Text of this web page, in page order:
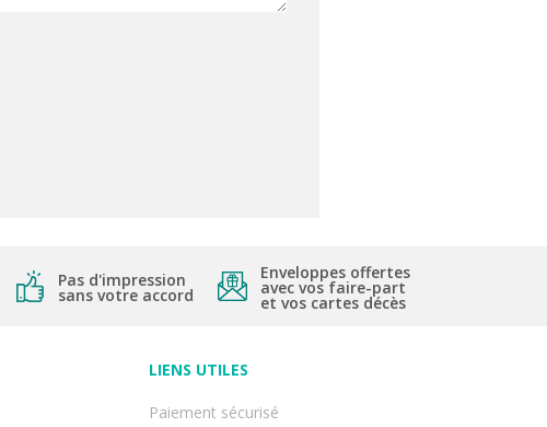
Pas d'impression
sans votre accord
Enveloppes offertes
avec vos faire-part
et vos cartes décès
LIENS UTILES
Paiement sécurisé